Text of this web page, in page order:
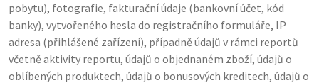
pobytu), fotografie, fakturační údaje (bankovní účet, kód
banky), vytvořeného hesla do registračního formuláře, IP
adresa (přihlášené zařízení), případně údajů v rámci reportů
včetně aktivity reportu, údajů o objednaném zboží, údajů o
oblíbených produktech, údajů o bonusových kreditech, údajů o